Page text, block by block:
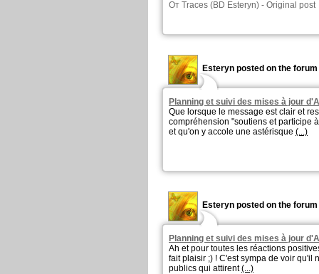
От Traces (BD Esteryn) - Original post
Esteryn posted on the forum
Planning et suivi des mises à jour
Que lorsque le message est clair et
compréhension "soutiens et participe
et qu'on y accole une astérisque (...)
Esteryn posted on the forum
Planning et suivi des mises à jour
Ah et pour toutes les réactions
fait plaisir ;) ! C'est sympa de voir qu'il
publics qui attirent(...)